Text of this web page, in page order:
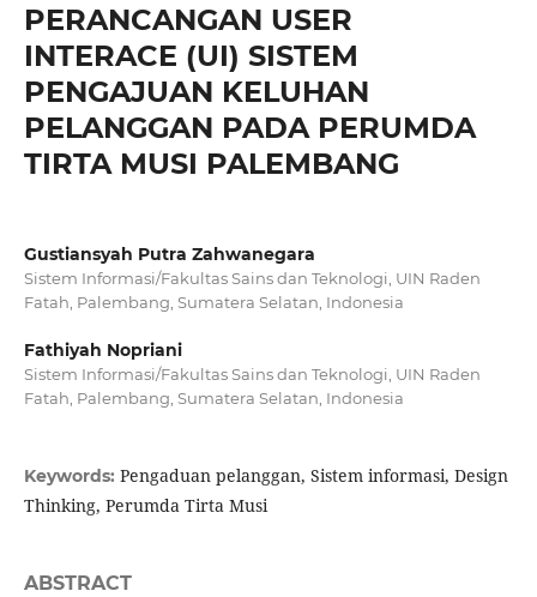
PERANCANGAN USER
INTERACE (UI) SISTEM
PENGAJUAN KELUHAN
PELANGGAN PADA PERUMDA
TIRTA MUSI PALEMBANG
Gustiansyah Putra Zahwanegara
Sistem Informasi/Fakultas Sains dan Teknologi, UIN Raden
Fatah, Palembang, Sumatera Selatan, Indonesia
Fathiyah Nopriani
Sistem Informasi/Fakultas Sains dan Teknologi, UIN Raden
Fatah, Palembang, Sumatera Selatan, Indonesia
Keywords: Pengaduan pelanggan, Sistem informasi, Design
Thinking, Perumda Tirta Musi
ABSTRACT